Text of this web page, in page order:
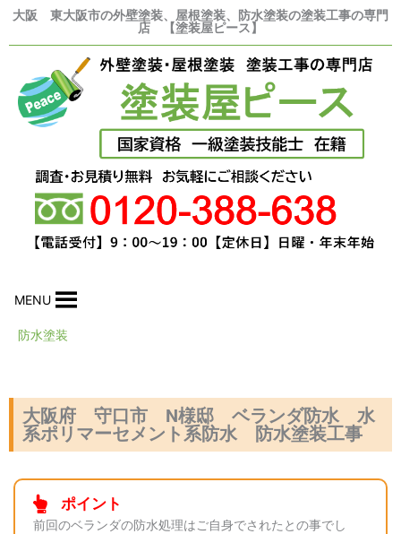
を
大阪 東大阪市の外壁塗装、屋根塗装、防水塗装の塗装工事の専門
店 【塗装屋ピース】
MENU
防水塗装
大阪府 守口市 N様邸 ベランダ防水 水
系ポリマーセメント系防水 防水塗装工事
ポイント
前回のベランダの防水処理はご自身でされたとの事でし